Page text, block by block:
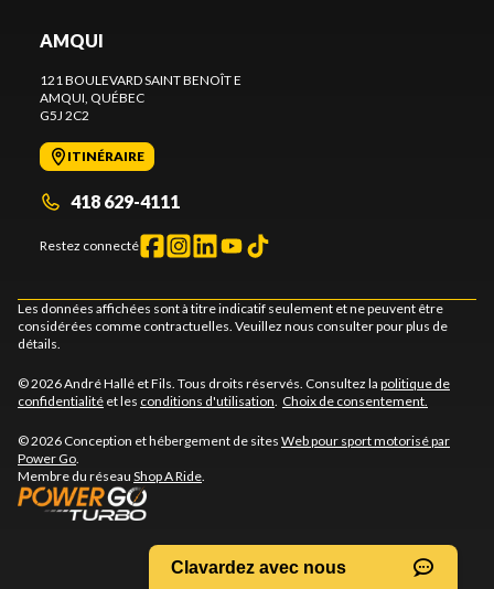
AMQUI
121 BOULEVARD SAINT BENOÎT E
AMQUI , QUÉBEC
G5J 2C2
ITINÉRAIRE
418 629-4111
Restez connecté
Les données affichées sont à titre indicatif seulement et ne peuvent être
considérées comme contractuelles. Veuillez nous consulter pour plus de
détails.
© 2026 André Hallé et Fils. Tous droits réservés. Consultez la politique de
confidentialité et les conditions d'utilisation Choix de consentement.
© 2026 Conception et hébergement de sites Web pour sport motorisé par
Power Go
Membre du réseau Shop A Ride